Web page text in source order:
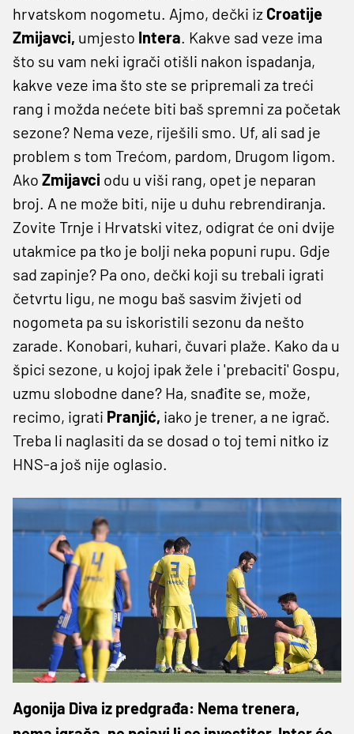
hrvatskom nogometu. Ajmo, dečki iz Croatije
Zmijavci, umjesto Intera. Kakve sad veze ima
što su vam neki igrači otišli nakon ispadanja,
kakve veze ima što ste se pripremali za treći
rang i možda nećete biti baš spremni za početak
sezone? Nema veze, riješili smo. Uf, ali sad je
problem s tom Trećom, pardom, Drugom ligom.
Ako Zmijavci odu u viši rang, opet je neparan
broj. A ne može biti, nije u duhu rebrendiranja.
Zovite Trnje i Hrvatski vitez, odigrat će oni dvije
utakmice pa tko je bolji neka popuni rupu. Gdje
sad zapinje? Pa ono, dečki koji su trebali igrati
četvrtu ligu, ne mogu baš sasvim živjeti od
nogometa pa su iskoristili sezonu da nešto
zarade. Konobari, kuhari, čuvari plaže. Kako da u
špici sezone, u kojoj ipak žele i 'prebaciti' Gospu,
uzmu slobodne dane? Ha, snađite se, može,
recimo, igrati Pranjić, iako je trener, a ne igrač.
Treba li naglasiti da se dosad o toj temi nitko iz
HNS-a još nije oglasio.
Agonija Diva iz predgrađa: Nema trenera,